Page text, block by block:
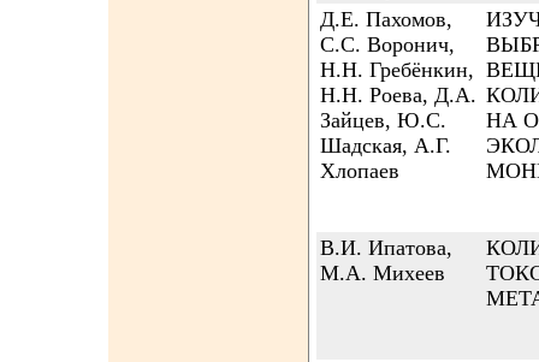
Д.Е. Пахомов,
С.С. Воронич,
Н.Н. Гребёнкин,
Н.Н. Роева, Д.А.
Зайцев, Ю.С.
Шадская, А.Г.
Хлопаев
НА
В.И. Ипатова,
М.А. Михеев